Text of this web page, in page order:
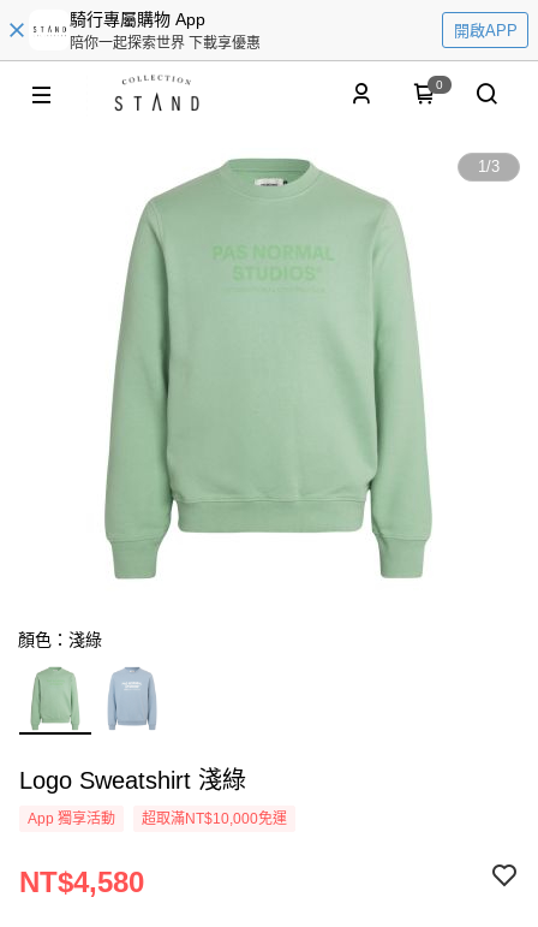
騎行專屬購物 App
陪你一起探索世界 下載享優惠
開啟APP
0
1/3
顏色：淺綠
Logo Sweatshirt 淺綠
App 獨享活動 超取滿NT$10,000免運
NT$4,580